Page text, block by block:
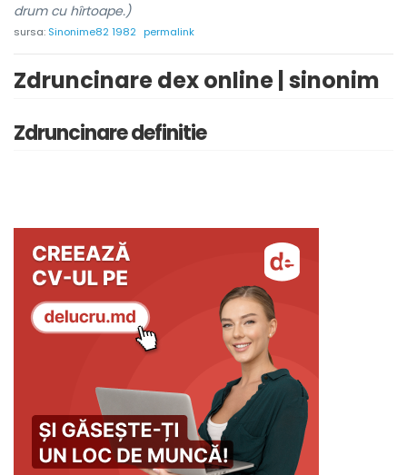
drum cu hîrtoape.)
sursa: Sinonime82 1982 permalink
Zdruncinare dex online | sinonim
Zdruncinare definitie